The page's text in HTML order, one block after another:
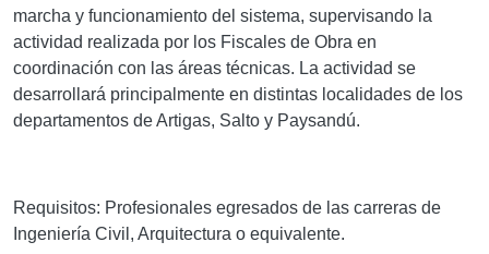
marcha y funcionamiento del sistema, supervisando la
actividad realizada por los Fiscales de Obra en
coordinación con las áreas técnicas. La actividad se
desarrollará principalmente en distintas localidades de los
departamentos de Artigas, Salto y Paysandú.
Requisitos: Profesionales egresados de las carreras de
Ingeniería Civil, Arquitectura o equivalente.